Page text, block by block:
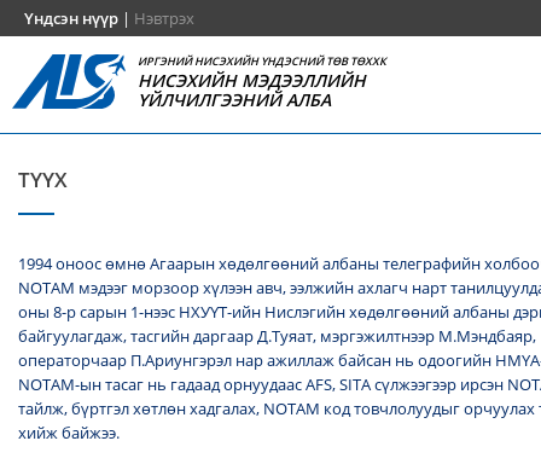
Үндсэн нүүр | Нэвтрэх
ИРГЭНИЙ НИСЭХИЙН ҮНДЭСНИЙ ТӨВ ТӨХХК
НИСЭХИЙН МЭДЭЭЛЛИЙН
ҮЙЛЧИЛГЭЭНИЙ АЛБА
ТҮҮХ
1994 оноос өмнө Агаарын хөдөлгөөний албаны телеграфийн
NОТАМ мэдээг морзоор хүлээн авч, ээлжийн ахлагч нарт
оны 8-р сарын 1-нээс НХУҮТ-ийн Нислэгийн хөдөлгөөний албаны
байгуулагдаж, тасгийн даргаар Д.Туяат, мэргэжилтнээр
операторчаар П.Ариунгэрэл нар ажиллаж байсан нь одоогийн
NOTAM-ын тасаг нь гадаад орнуудаас AFS, SITA сүлжээгээр ирсэн
тайлж, бүртгэл хөтлөн хадгалах, NОТАМ код товчлолуудыг
хийж байжээ.